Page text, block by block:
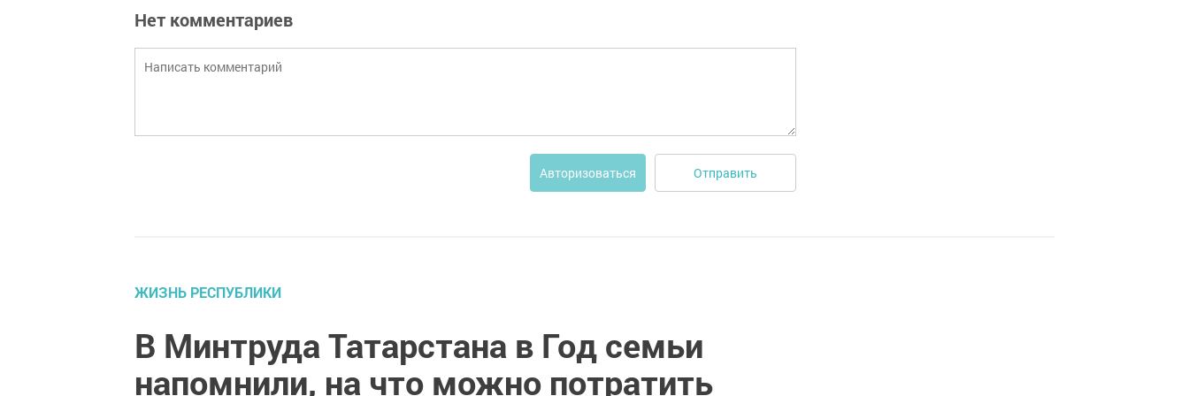
Нет комментариев
Авторизоваться Отправить
ЖИЗНЬ РЕСПУБЛИКИ
В Минтруда Татарстана в Год семьи
напомнили, на что можно потратить